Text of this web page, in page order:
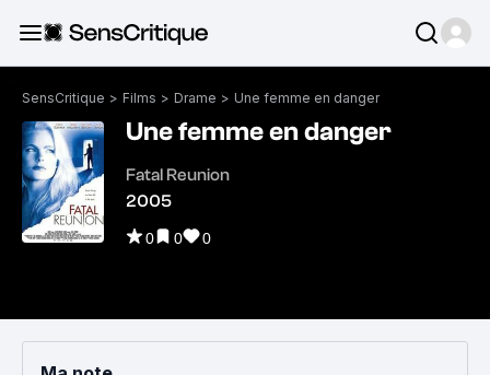
SensCritique > Films > Drame > Une femme en danger
Une femme en danger
Fatal Reunion
2005
0 0 0